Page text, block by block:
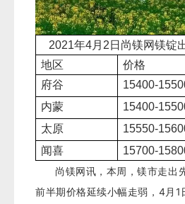
2021年4月 2 日尚镁网镁锭
地区
价格
府谷
15400-1550
内蒙
15400-
太原
15550-
闻喜
15700-
尚镁网讯，本周，镁市走出
前半期价格延续小幅走弱，4月1